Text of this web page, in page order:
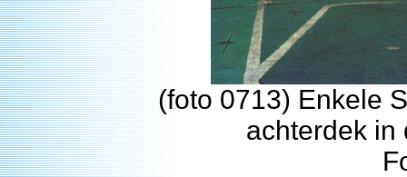
(foto 0713) Enkele
achterdek in